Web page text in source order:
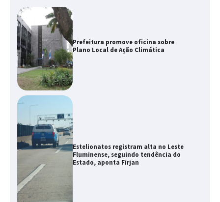
Prefeitura promove oficina sobre
Plano Local de Ação Climática
Estelionatos registram alta no Leste
Fluminense, seguindo tendência do
Estado, aponta Firjan